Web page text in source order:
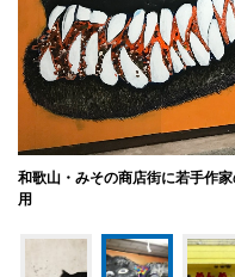
和歌山・みその商店街に若手作
用